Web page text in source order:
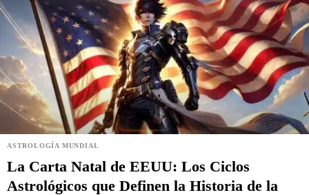
ASTROLOGÍA MUNDIAL
La Carta Natal de EEUU: Los Ciclos
Astrológicos que Definen la Historia de la